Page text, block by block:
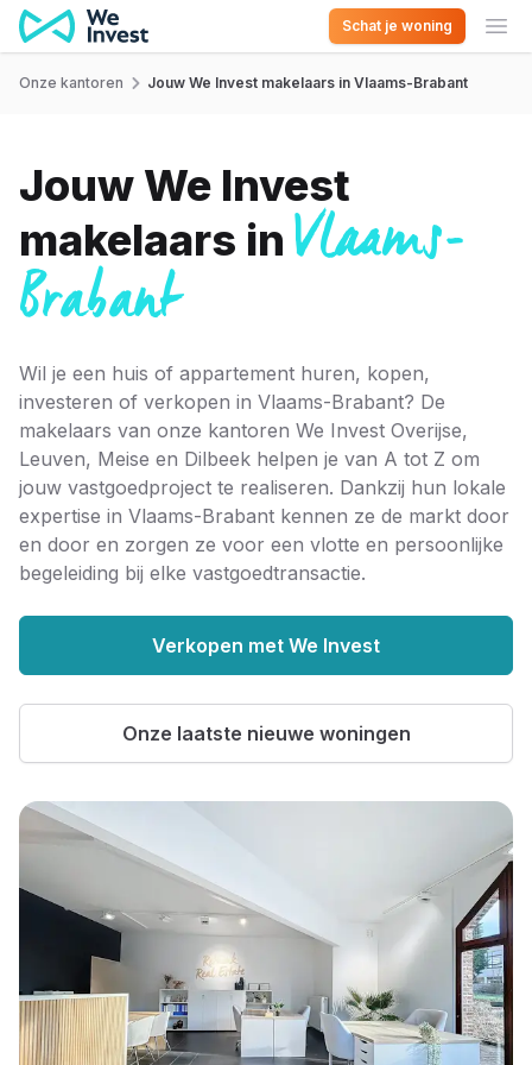
Ga naar de inhoud
Schat je woning
Onze kantoren Jouw We Invest makelaars in Vlaams-Brabant
Jouw We Invest
makelaars in Vlaams-
Brabant
Wil je een huis of appartement huren, kopen,
investeren of verkopen in Vlaams-Brabant? De
makelaars van onze kantoren We Invest Overijse,
Leuven, Meise en Dilbeek helpen je van A tot Z om
jouw vastgoedproject te realiseren. Dankzij hun lokale
expertise in Vlaams-Brabant kennen ze de markt door
en door en zorgen ze voor een vlotte en persoonlijke
begeleiding bij elke vastgoedtransactie.
Verkopen met We Invest
Onze laatste nieuwe woningen